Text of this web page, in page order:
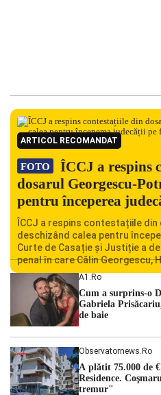
ARTICOL RECOMANDAT
FOTO
ÎCCJ a respins
dosarul Georgescu-
pentru începerea
ÎCCJ a respins contestațiile
deschizând calea pentru
Curte de Casație și Justiție a
penal în care Călin Georgescu,
persoane sunt acuzați de
ordinii constituționale. În
judecătorii de la instanța
A1.ro
Cum a surprins-o
Gabriela
de baie
Observatornews.ro
A plătit 75.000 de
Residence.
tremur"